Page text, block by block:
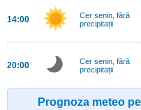
14:00
Cer senin, fără
precipitații
20:00
Cer senin, fără
precipitații
Prognoza meteo